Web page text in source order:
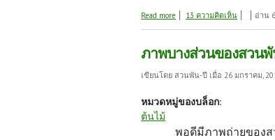
Read more about ภาพดอกไม้ในตำนานม
13 ความคิดเห็น อ่าน
ภาพบางส่วนของสวน
เขียนโดย สวนพัน-ปี เมื่อ 26 มกราคม,
หมวดหมู่ของบล็อก:
ต้นไม้
พอดีมีภาพถ่ายของส